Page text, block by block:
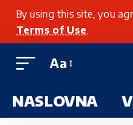
By using this site, you
Terms of Use
Aa
NASLOVNA